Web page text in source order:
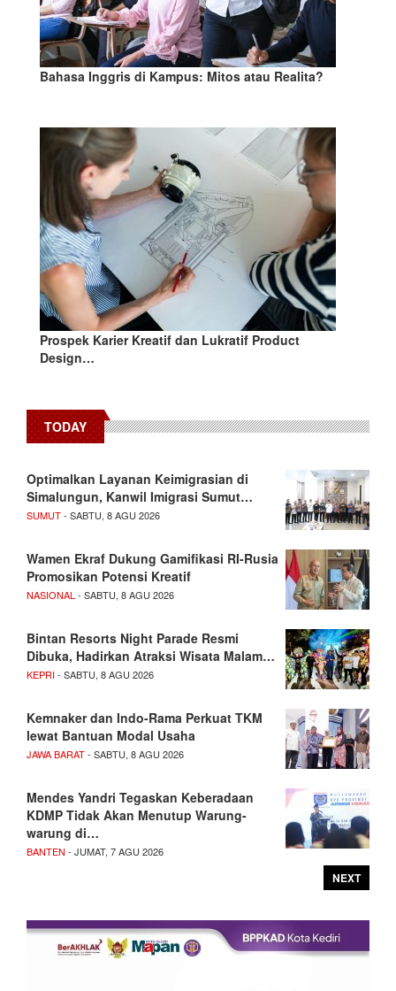
Bahasa Inggris di Kampus: Mitos atau Realita?
Prospek Karier Kreatif dan Lukratif Product
Design…
TODAY
Optimalkan Layanan Keimigrasian di
Simalungun, Kanwil Imigrasi Sumut…
SUMUT- SABTU, 8 AGU 2026
Wamen Ekraf Dukung Gamifikasi RI-Rusia
Promosikan Potensi Kreatif
NASIONAL- SABTU, 8 AGU 2026
Bintan Resorts Night Parade Resmi
Dibuka, Hadirkan Atraksi Wisata Malam…
KEPRI- SABTU, 8 AGU 2026
Kemnaker dan Indo-Rama Perkuat TKM
lewat Bantuan Modal Usaha
JAWA BARAT- SABTU, 8 AGU 2026
Mendes Yandri Tegaskan Keberadaan
KDMP Tidak Akan Menutup Warung-
warung di…
BANTEN - JUMAT, 7 AGU 2026
NEXT